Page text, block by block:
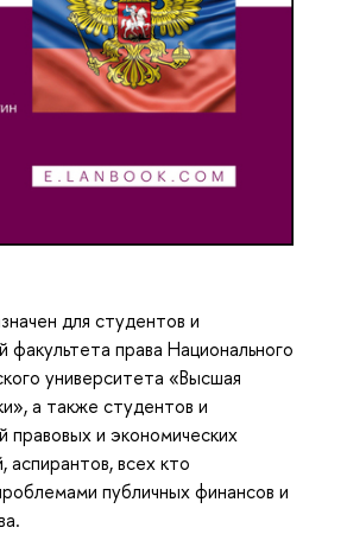
для студентов и
факультета права Национального
университета «Высшая
а также студентов и
правовых и экономических
аспирантов, всех кто
публичных финансов и